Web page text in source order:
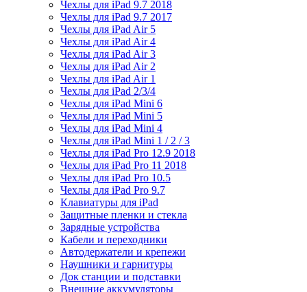
Чехлы для iPad 9.7 2018
Чехлы для iPad 9.7 2017
Чехлы для iPad Air 5
Чехлы для iPad Air 4
Чехлы для iPad Air 3
Чехлы для iPad Air 2
Чехлы для iPad Air 1
Чехлы для iPad 2/3/4
Чехлы для iPad Mini 6
Чехлы для iPad Mini 5
Чехлы для iPad Mini 4
Чехлы для iPad Mini 1 / 2 / 3
Чехлы для iPad Pro 12.9 2018
Чехлы для iPad Pro 11 2018
Чехлы для iPad Pro 10.5
Чехлы для iPad Pro 9.7
Клавиатуры для iPad
Защитные пленки и стекла
Зарядные устройства
Кабели и переходники
Автодержатели и крепежи
Наушники и гарнитуры
Док станции и подставки
Внешние аккумуляторы